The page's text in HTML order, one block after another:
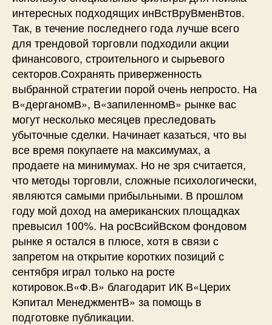
интересных подходящих инВ­стВ­руВ­менВ­тов.
Так, в течение последнего года лучше всего
для трендовой торговли подходили акции
финансового, строительного и сырьевого
секторов.Сохранять приверженность
выбранной стратегии порой очень непросто. На
В«дерганомВ», В«запиленномВ» рынке вас
могут несколько месяцев преследовать
убыточные сделки. Начинает казаться, что вы
все время покупаете на максимумах, а
продаете на минимумах. Но не зря считается,
что методы торговли, сложные психологически,
являются самыми прибыльными. В прошлом
году мой доход на американских площадках
превысил 100%. На росВ­сийВ­ском фондовом
рынке я остался в плюсе, хотя в связи с
запретом на открытие коротких позиций с
сентября играл только на росте
котировок.В«Ф.В» благодарит ИК В«Церих
Кэпитал МенеджментВ» за помощь в
подготовке публикации.